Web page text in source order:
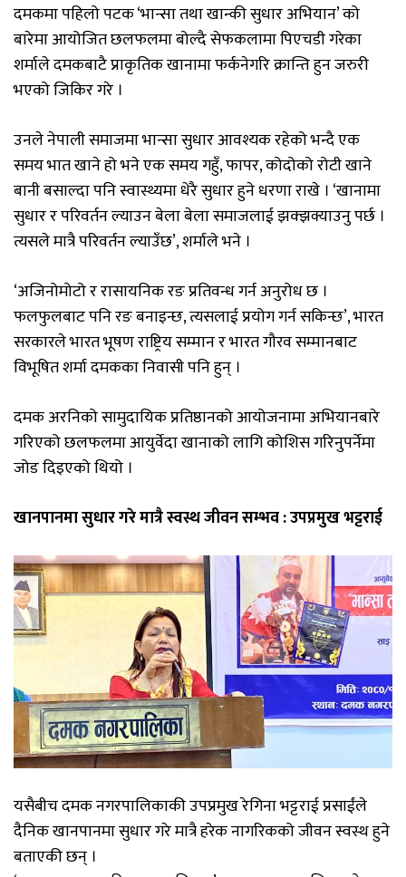
दमकमा पहिलो पटक ‘भान्सा तथा खान्की सुधार अभियान’ को
बारेमा आयोजित छलफलमा बोल्दै सेफकलामा पिएचडी गरेका
शर्माले दमकबाटै प्राकृतिक खानामा फर्कनेगरि क्रान्ति हुन जरुरी
भएको जिकिर गरे ।
उनले नेपाली समाजमा भान्सा सुधार आवश्यक रहेको भन्दै एक
समय भात खाने हो भने एक समय गहुँ, फापर, कोदोको रोटी खाने
बानी बसाल्दा पनि स्वास्थ्यमा धेरै सुधार हुने धरणा राखे । ‘खानामा
सुधार र परिवर्तन ल्याउन बेला बेला समाजलाई झक्झक्याउनु पर्छ ।
त्यसले मात्रै परिवर्तन ल्याउँछ’, शर्माले भने ।
‘अजिनोमोटो र रासायनिक रङ प्रतिवन्ध गर्न अनुरोध छ ।
फलफुलबाट पनि रङ बनाइन्छ, त्यसलाई प्रयोग गर्न सकिन्छ’, भारत
सरकारले भारत भूषण राष्ट्रिय सम्मान र भारत गौरव सम्मानबाट
विभूषित शर्मा दमकका निवासी पनि हुन् ।
दमक अरनिको सामुदायिक प्रतिष्ठानको आयोजनामा अभियानबारे
गरिएको छलफलमा आयुर्वेदा खानाको लागि कोशिस गरिनुपर्नेमा
जोड दिइएको थियो ।
खानपानमा सुधार गरे मात्रै स्वस्थ जीवन सम्भव : उपप्रमुख भट्टराई
यसैबीच दमक नगरपालिकाकी उपप्रमुख रेगिना भट्टराई प्रसाईंले
दैनिक खानपानमा सुधार गरे मात्रै हरेक नागरिकको जीवन स्वस्थ हुने
बताएकी छन् ।